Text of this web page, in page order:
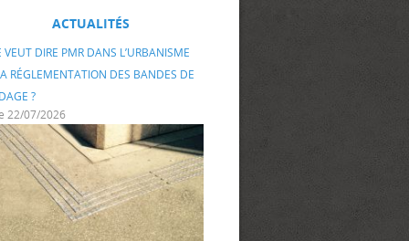
de Mobilité
roues : vélos et trottinettes
cyclables
pass’vélos
canadien
Groupe Semco
ACTUALITÉS
VEUT DIRE PMR DANS L’URBANISME
RÉGLEMENTATION DES BANDES DE
?
22/07/2026